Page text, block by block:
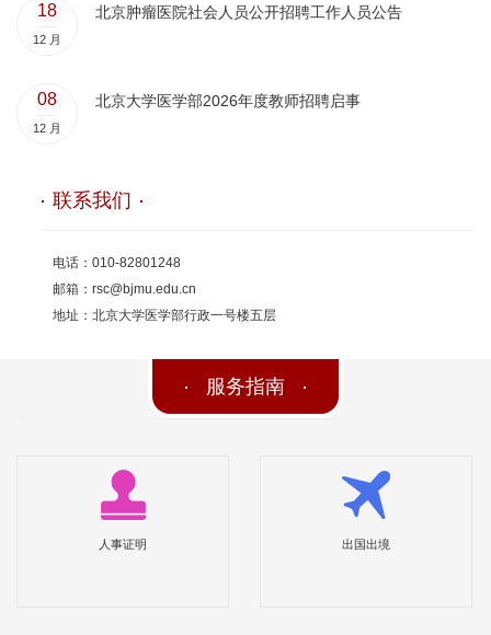
18
12 月
北京肿瘤医院社会人员公开招聘工作人员公告
08
12 月
北京大学医学部2026年度教师招聘启事
联系我们
电话：010-82801248
邮箱： rsc@bjmu.edu.cn
地址：北京大学医学部行政一号楼五层
服务指南
人事证明 出国出境